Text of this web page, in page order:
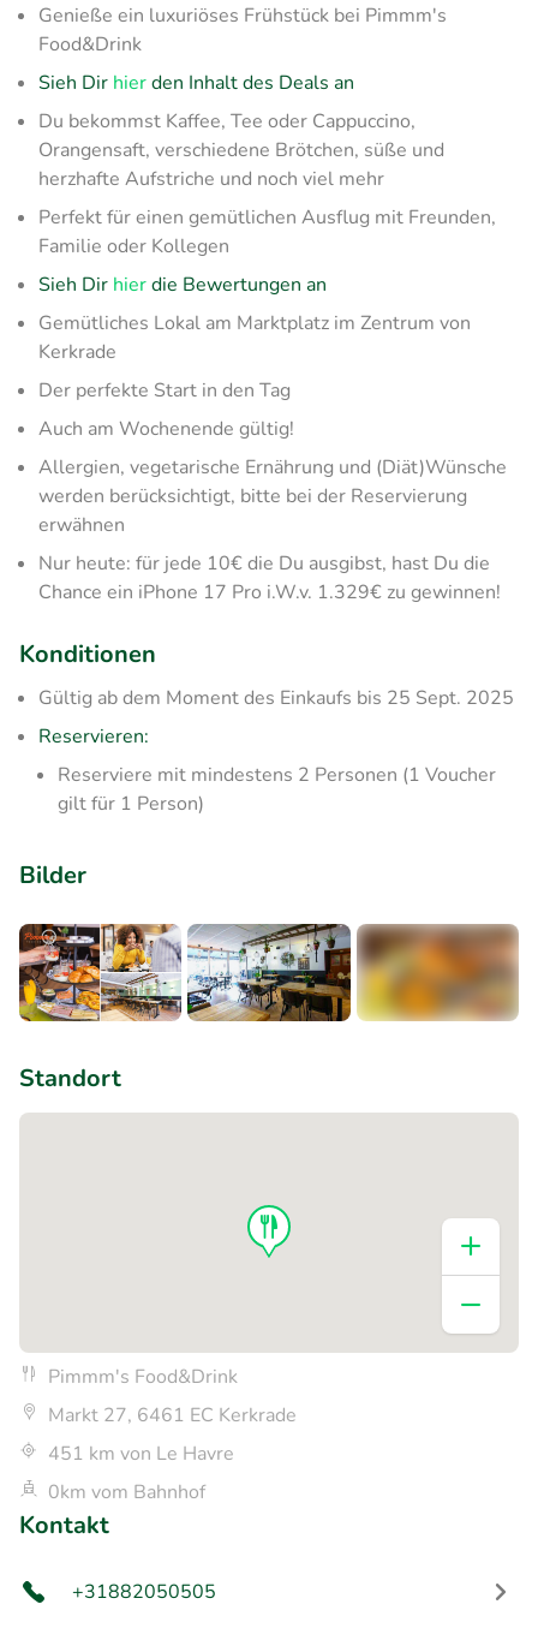
Genieße ein luxuriöses Frühstück bei Pimmm's
Food&Drink
Sieh Dir hierden Inhalt des Deals an
Du bekommst Kaffee, Tee oder Cappuccino,
Orangensaft, verschiedene Brötchen, süße und
herzhafte Aufstriche und noch viel mehr
Perfekt für einen gemütlichen Ausflug mit Freunden,
Familie oder Kollegen
Sieh Dir hierdie Bewertungen an
Gemütliches Lokal am Marktplatz im Zentrum von
Kerkrade
Der perfekte Start in den Tag
Auch am Wochenende gültig!
Allergien, vegetarische Ernährung und (Diät)Wünsche
werden berücksichtigt, bitte bei der Reservierung
erwähnen
Nur heute: für jede 10€ die Du ausgibst, hast Du die
Chance ein iPhone 17 Pro i.W.v. 1.329€ zu gewinnen!
Konditionen
Gültig ab dem Moment des Einkaufs bis 25 Sept. 2025
Reservieren:
Reserviere mit mindestens 2 Personen (1 Voucher
gilt für 1 Person)
Bilder
Standort
Pimmm's Food&Drink
Markt 27, 6461 EC Kerkrade
451 km von Le Havre
0km vom Bahnhof
Kontakt
+31882050505